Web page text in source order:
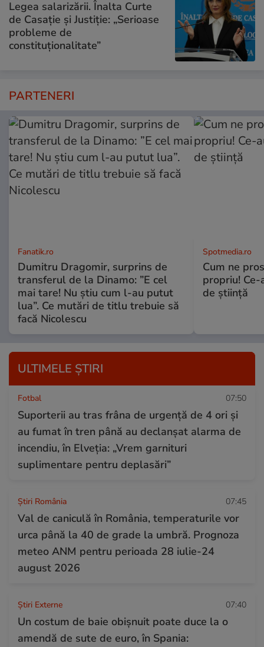
Legea salarizării. Înalta Curte
de Casație și Justiție: „Serioase
probleme de
constituționalitate”
PARTENERI
Fanatik.ro
Dumitru Dragomir, surprins de
transferul de la Dinamo: ”E cel
mai tare! Nu știu cum l-au putut
lua”. Ce mutări de titlu trebuie să
facă Nicolescu
Spotmedia.ro
Cum ne
propriu!
de știință
ULTIMELE ȘTIRI
Fotbal 07:50
Suporterii au tras frâna de urgență de 4 ori și
au fumat în tren până au declanșat alarma de
incendiu, în Elveția: „Vrem garnituri
suplimentare pentru deplasări”
Știri România 07:45
Val de caniculă în România, temperaturile vor
urca până la 40 de grade la umbră. Prognoza
meteo ANM pentru perioada 28 iulie-24
august 2026
Știri Externe 07:40
Un costum de baie obișnuit poate duce la o
amendă de sute de euro, în Spania: